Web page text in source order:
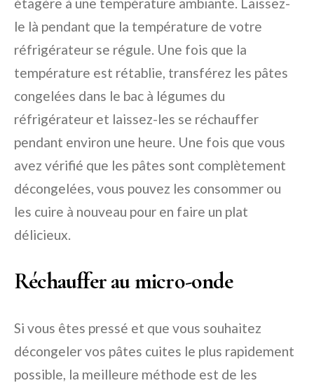
le là pendant que la température de votre
réfrigérateur se régule. Une fois que la
température est rétablie, transférez les pâtes
congelées dans le bac à légumes du
réfrigérateur et laissez-les se réchauffer
pendant environ une heure. Une fois que vous
avez vérifié que les pâtes sont complètement
décongelées, vous pouvez les consommer ou
les cuire à nouveau pour en faire un plat
délicieux.
Réchauffer au micro-onde
Si vous êtes pressé et que vous souhaitez
décongeler vos pâtes cuites le plus rapidement
possible, la meilleure méthode est de les